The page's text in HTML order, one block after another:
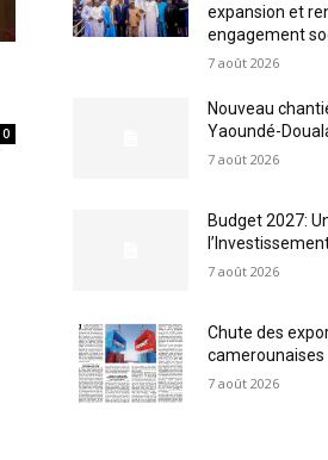
0
expansion et
engagement
7 août 2026
Nouveau
Yaoundé-
7 août 2026
Budget 2027:
7 août 2026
Chute des
camerounaises
7 août 2026